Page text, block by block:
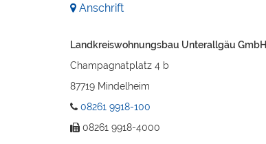
Anschrift
Landkreiswohnungsbau Unterallgäu GmbH
Champagnatplatz 4 b
87719 Mindelheim
08261 9918-100
08261 9918-4000